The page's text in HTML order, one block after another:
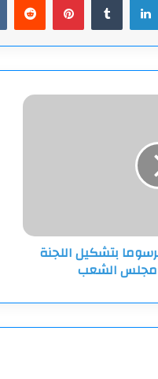
بتشكيل اللجنة
مجلس الشعب